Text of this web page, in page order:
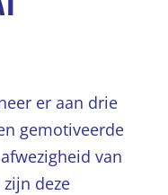
er aan drie
gemotiveerde
van
deze